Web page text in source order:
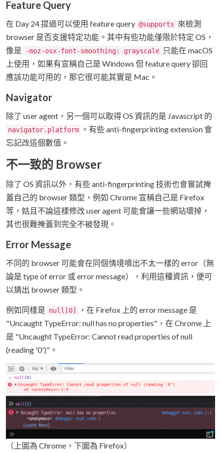
Feature Query
在 Day 24 提過可以使用 feature query @supports 來檢測
browser 是否支援特定功能。其中有些功能僅限於特定 OS，
像是
-moz-osx-font-smoothing: grayscale 只能在 macOS
上使用，如果有宣稱自己是 Windows 但 feature query 卻回
應該功能可用的，那它很可能其實是 Mac。
Navigator
除了 user agent，另一個可以取得 OS 資訊的是 Javascript 的
navigator.platform 。有些 anti-fingerprinting extension 會
忘記改這個數值。
不一致的 Browser
除了 OS 資訊以外，有些 anti-fingerprinting 技術也會嘗試掩
蓋自己的 browser 類型，例如 Chrome 宣稱自己是 Firefox
等，姑且不論這樣修改 user agent 可能會讓一些網站壞掉，
其也很難掩蓋到完全不被發現。
Error Message
不同的 browser 可能會在同個情境噴出不太一樣的 error（無
論是 type of error 或 error message），利用這種資訊，便可
以猜出 browser 類型。
例如同樣是 null[0]
，在 Firefox 上的 error message 是
"Uncaught TypeError: null has no properties"，在 Chrome 上
是 "Uncaught TypeError: Cannot read properties of null
(reading '0')"。
（上圖為 Chrome，下圖為 Firefox）